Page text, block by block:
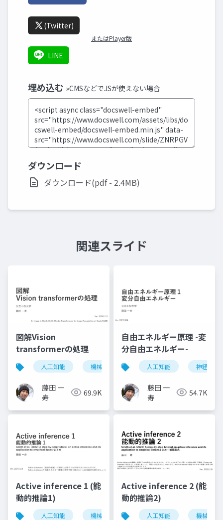
(Twitter)
またはPlayer版
LINE
埋め込む »CMSなどでJSが使えない場合
ダウンロード
ダウンロード(pdf - 2.4MB)
関連スライド
図解Vision
transformerの処理
人工知能 機械学習 ニューラルネットワーク
藤田 一
寿
69.9K
自由エネルギー原理 -変
分自由エネルギー-
人工知能 神経科学
藤田 一
寿
54.7K
Active inference 1 (能
動的推論1)
人工知能 機械学習 神経科学
Active inference 2 (能
動的推論2)
人工知能 機械学習